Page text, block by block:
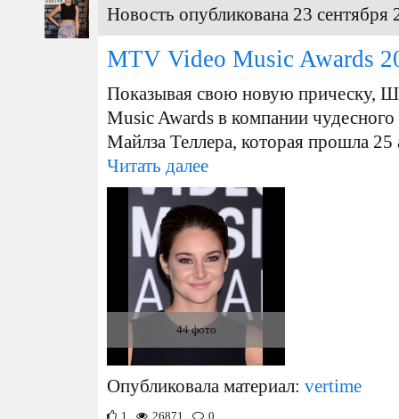
Новость опубликована 23 сентября
MTV Video Music Awards
Показывая свою новую прическу,
Music Awards в компании
Майлза Теллера, которая прошла
Читать далее
44 фото
Опубликовала материал: vertime
1 26871 0